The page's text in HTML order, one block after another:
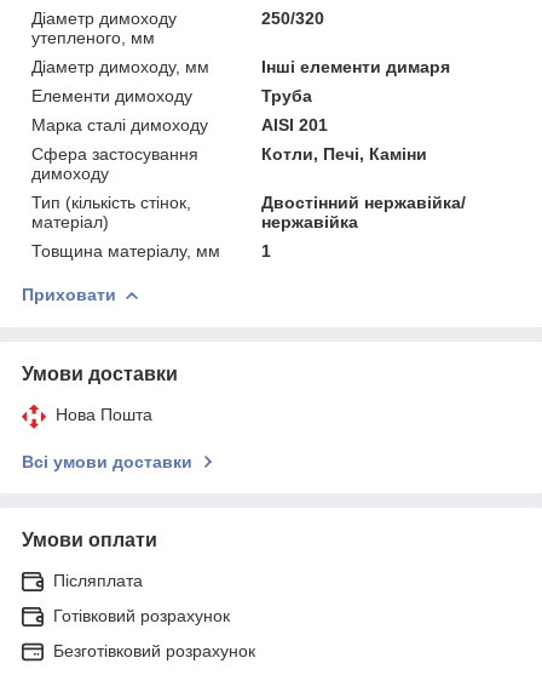
Діаметр димоходу
утепленого, мм
250/320
Діаметр димоходу, мм
Інші елементи димаря
Елементи димоходу
Труба
Марка сталі димоходу
AISI 201
Сфера застосування
димоходу
Котли, Печі, Каміни
Тип (кількість стінок,
матеріал)
Двостінний нержавійка/
нержавійка
Товщина матеріалу, мм
1
Приховати
Умови доставки
Нова Пошта
Всі умови доставки
Умови оплати
Післяплата
Готівковий розрахунок
Безготівковий розрахунок